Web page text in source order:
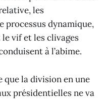
les
processus dynamique,
vif et les clivages
à l’abime.
la division en une
présidentielles ne va